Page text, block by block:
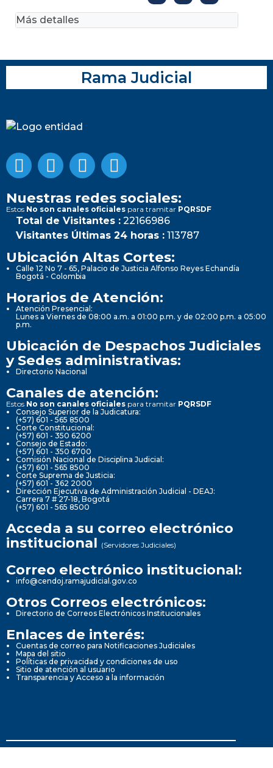
Más detalles
Rama Judicial
Nuestras redes sociales:
Estos No son canales oficiales para tramitar PQRSDF
Total de Visitantes : 22166986
Visitantes Últimas 24 horas : 113787
Ubicación Altas Cortes:
Calle 12 No 7 - 65, Palacio de Justicia Alfonso Reyes Echandía
Bogotá - Colombia
Horarios de Atención:
Atención Presencial:
Lunes a Viernes de 08:00 a.m. a 01:00 p.m. y de 02:00 p.m. a 05:00
p.m.
Ubicación de Despachos Judiciales
y Sedes administrativas:
Directorio Nacional
Canales de atención:
Estos No son canales oficiales para tramitar PQRSDF
Consejo Superior de la Judicatura:
(+57) 601 - 565 8500
Corte Constitucional:
(+57) 601 - 350 6200
Consejo de Estado:
(+57) 601 - 350 6700
Comisión Nacional de Disciplina Judicial:
(+57) 601 - 565 8500
Corte Suprema de Justicia:
(+57) 601 - 362 2000
Dirección Ejecutiva de Administración Judicial - DEAJ:
Carrera 7 # 27-18, Bogotá
(+57) 601 - 565 8500
Acceda a su correo electrónico
institucional (Servidores Judiciales)
Correo electrónico institucional:
info@cendoj.ramajudicial.gov.co
Otros Correos electrónicos:
Directorio de Correos Electrónicos Institucionales
Enlaces de interés:
Cuentas de correo para Notificaciones Judiciales
Mapa del sitio
Políticas de privacidad y condiciones de uso
Sitio de atención al usuario
Transparencia y Acceso a la información